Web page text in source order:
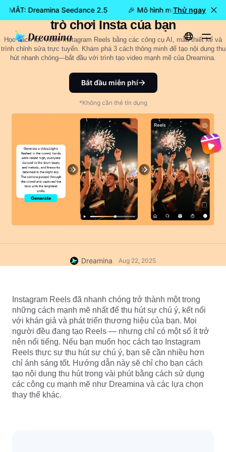
MẮT: Dreamina Seedance 2.5 🎉 Mô hình mới đã RA MẮT:
Thử ngay
Cách tạo Instagram Reels: Nâng tầm
trò chơi Insta của bạn
Học cách tạo video Instagram Reels bằng các công cụ AI, mẫu thiết kế và
trình chỉnh sửa trực tuyến. Khám phá 3 cách thông minh để tạo nội dung thu
hút nhanh chóng—bắt đầu với trình tạo video mạnh mẽ của Dreamina.
Bắt đầu miễn phí
*Không cần thẻ tín dụng
Dreamina Aug 22, 2025
Instagram Reels đã nhanh chóng trở thành một trong
những cách mạnh mẽ nhất để thu hút sự chú ý, kết nối
với khán giả và phát triển thương hiệu của bạn. Mọi
người đều đang tạo Reels — nhưng chỉ có một số ít trở
nên nổi tiếng. Nếu bạn muốn học cách tạo Instagram
Reels thực sự thu hút sự chú ý, bạn sẽ cần nhiều hơn
chỉ ánh sáng tốt. Hướng dẫn này sẽ chỉ cho bạn cách
tạo nội dung thu hút trong vài phút bằng cách sử dụng
các công cụ mạnh mẽ như Dreamina và các lựa chọn
thay thế khác.